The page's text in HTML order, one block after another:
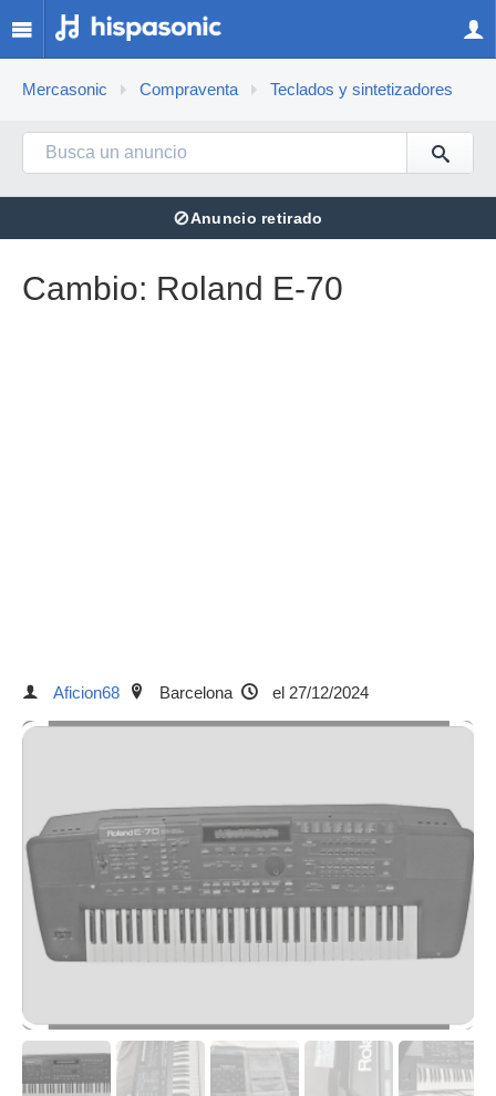
Mercasonic Compraventa Teclados y sintetizadores
⊘Anuncio retirado
Cambio: Roland E-70
Aficion68 Barcelona el 27/12/2024